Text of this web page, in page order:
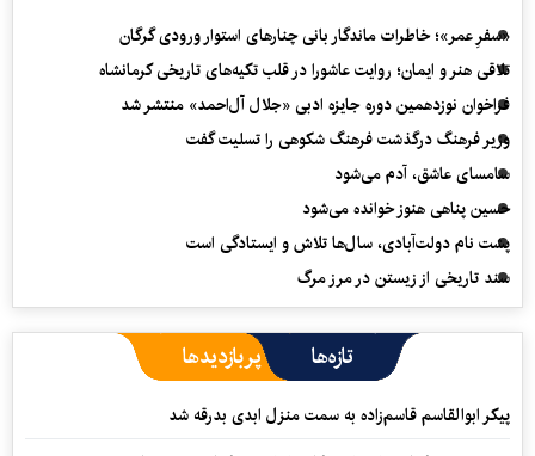
«سفرِ عمر»؛ خاطرات ماندگار بانی چنارهای استوار ورودی گرگان
تلاقی هنر و ایمان؛ روایت عاشورا در قلب تکیه‌های تاریخی کرمانشاه
فراخوان نوزدهمین دوره جایزه ادبی «جلال آل‌احمد» منتشر شد
وزیر فرهنگ درگذشت فرهنگ شکوهی را تسلیت گفت
سامسای عاشق، آدم می‌شود
حسین پناهی هنوز خوانده می‌شود
پشت نام دولت‌آبادی، سال‌ها تلاش و ایستادگی است
سند تاریخی از زیستن در مرز مرگ
تازه‌ها پربازدیدها
پیکر ابوالقاسم قاسم‌زاده به سمت منزل ابدی بدرقه شد